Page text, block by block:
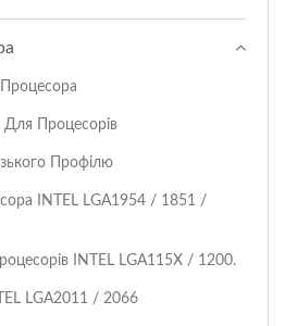
Для Процесорів
Профілю
I​NTEL LGA1954 / 1851 /
INTEL LGA115X / 1200.
LGA2011 / 2066